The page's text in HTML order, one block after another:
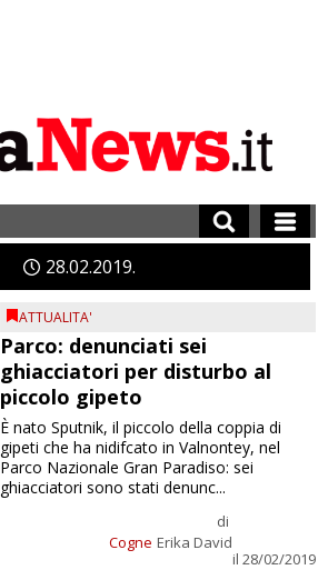
2802 2019
ATTUALITA'
Parco: denunciati sei
ghiacciatori per disturbo al
piccolo gipeto
Cogne
di
Erika David
il 28/02/2019
È nato Sputnik, il piccolo della coppia di
gipeti che ha nidifcato in Valnontey, nel
Parco Nazionale Gran Paradiso: sei
ghiacciatori sono stati denunc...